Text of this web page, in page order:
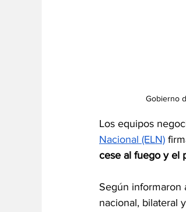
Gobierno
Los equipos
Nacional (ELN)
cese al fuego y el
Según informaron
nacional, bilateral